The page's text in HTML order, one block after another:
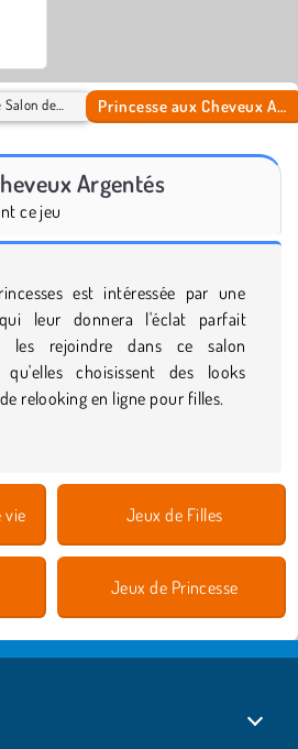
Argentés
ce jeu
est intéressée par une
leur donnera l'éclat parfait
les rejoindre dans ce salon
choisissent des looks
relooking en ligne pour filles.
vie Jeux de Filles
Jeux de Princesse